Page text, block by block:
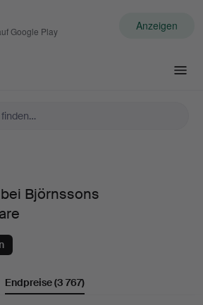
Google Play Anzeigen
Björnssons
Endpreise(3 767)